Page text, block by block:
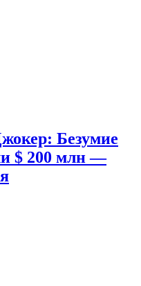
Безумие
$ 200 млн —